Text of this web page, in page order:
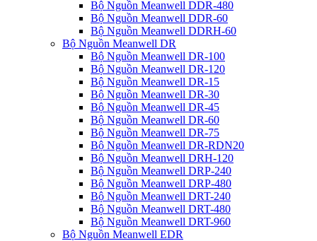
Bộ Nguồn Meanwell DDR-480
Bộ Nguồn Meanwell DDR-60
Bộ Nguồn Meanwell DDRH-60
Bộ Nguồn Meanwell DR
Bộ Nguồn Meanwell DR-100
Bộ Nguồn Meanwell DR-120
Bộ Nguồn Meanwell DR-15
Bộ Nguồn Meanwell DR-30
Bộ Nguồn Meanwell DR-45
Bộ Nguồn Meanwell DR-60
Bộ Nguồn Meanwell DR-75
Bộ Nguồn Meanwell DR-RDN20
Bộ Nguồn Meanwell DRH-120
Bộ Nguồn Meanwell DRP-240
Bộ Nguồn Meanwell DRP-480
Bộ Nguồn Meanwell DRT-240
Bộ Nguồn Meanwell DRT-480
Bộ Nguồn Meanwell DRT-960
Bộ Nguồn Meanwell EDR